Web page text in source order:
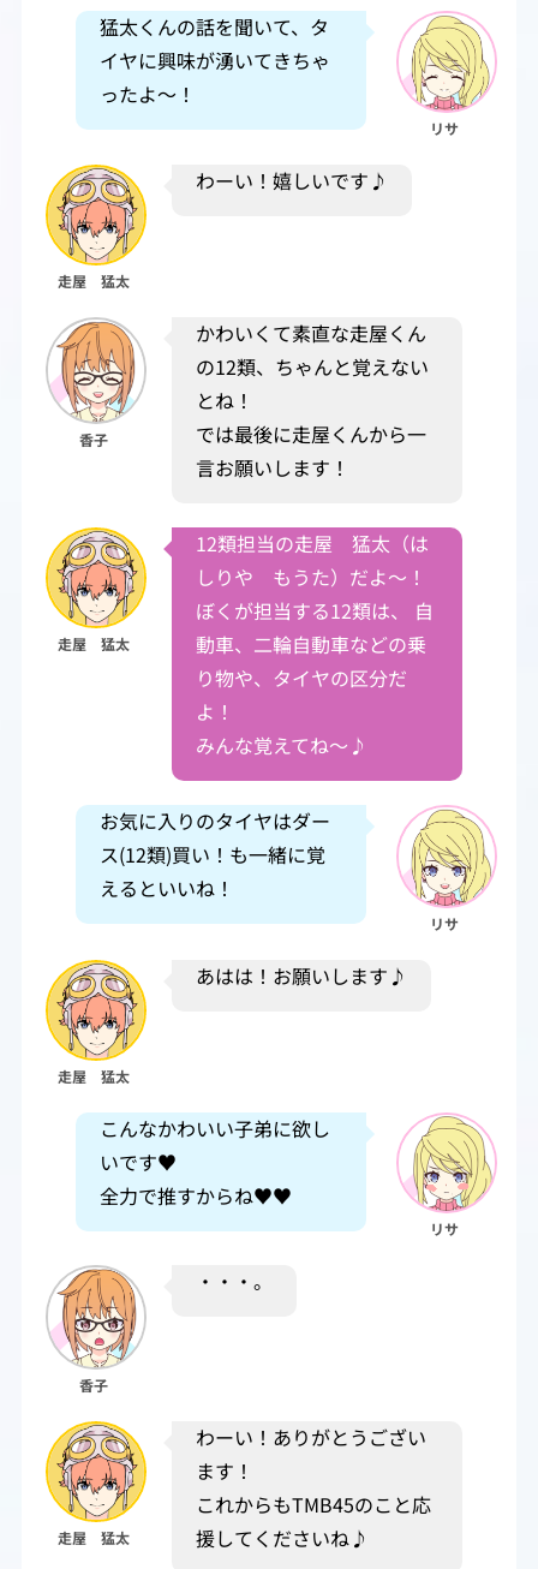
猛太くんの話を聞いて、タ
イヤに興味が湧いてきちゃ
ったよ～！
リサ
走屋 猛太
わーい！嬉しいです♪
香子
かわいくて素直な走屋くん
の12類、ちゃんと覚えない
とね！
では最後に走屋くんから一
言お願いします！
走屋 猛太
12類担当の走屋 猛太（は
しりや もうた）だよ～！
ぼくが担当する12類は、 自
動車、二輪自動車などの乗
り物や、タイヤの区分だ
よ！
みんな覚えてね～♪
お気に入りのタイヤはダー
ス(12類)買い！も一緒に覚
えるといいね！
リサ
走屋 猛太
あはは！お願いします♪
こんなかわいい子弟に欲し
いです♥
全力で推すからね♥♥
リサ
香子
・・・。
走屋 猛太
わーい！ありがとうござい
ます！
これからもTMB45のこと応
援してくださいね♪